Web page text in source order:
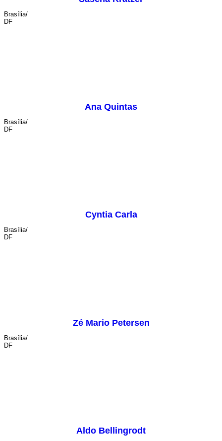
Brasília/
DF
Ana Quintas
Brasília/
DF
Cyntia Carla
Brasília/
DF
Zé Mario Petersen
Brasília/
DF
Aldo Bellingrodt